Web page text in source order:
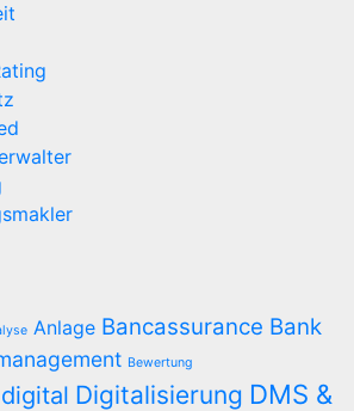
Anlage Bancassurance Bank
Bewertung
digital Digitalisierung DMS &